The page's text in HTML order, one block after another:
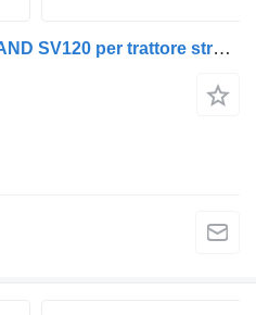
Compressore aria GHH RAND SV120 per trattore stradale Scania